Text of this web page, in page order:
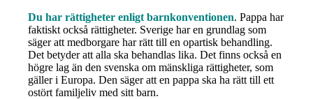
Du har rättigheter enligt barnkonventionen. Pappa har
faktiskt också rättigheter. Sverige har en grundlag som
säger att medborgare har rätt till en opartisk behandling.
Det betyder att alla ska behandlas lika. Det finns också en
högre lag än den svenska om mänskliga rättigheter, som
gäller i Europa. Den säger att en pappa ska ha rätt till ett
ostört familjeliv med sitt barn.